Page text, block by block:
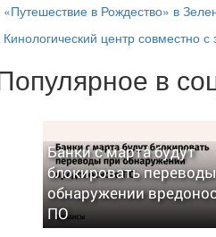
«Путешествие в Рождество» в
Кинологический центр совместно
в
Банки с марта будут
блокировать
обнаружении
ПО